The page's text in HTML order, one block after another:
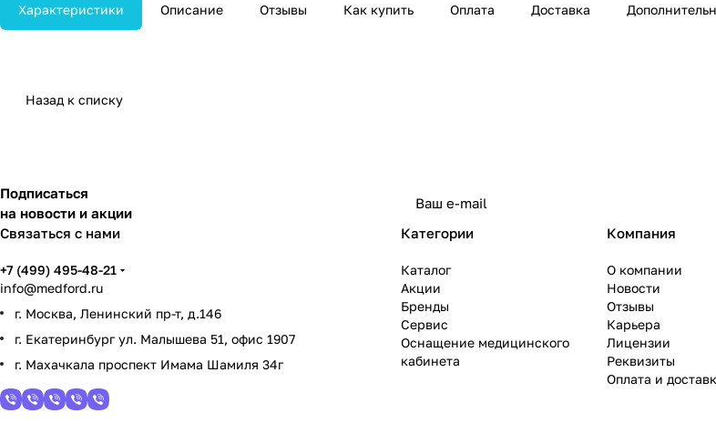
Характеристики Описание Отзывы Как купить Оплата Доставка
Назад к списку
Подписаться
на новости и акции
Связаться с нами
+7 (499) 495-48-21
info@medford.ru
г. Москва, Ленинский пр-т, д.146
г. Екатеринбург ул. Малышева 51, офис 1907
г. Махачкала проспект Имама Шамиля 34г
Категории
Каталог
Акции
Бренды
Сервис
Оснащение медицинского
кабинета
Компания
О компании
Новости
Отзывы
Карьера
Лицензии
Реквизиты
Оплата и